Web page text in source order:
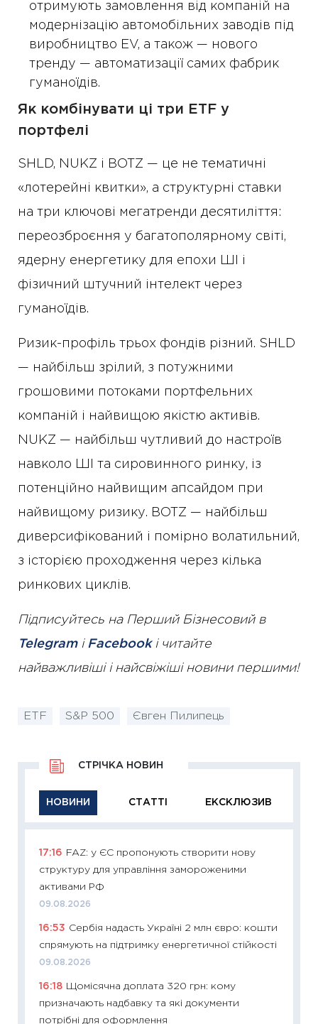
отримують замовлення від компаній на
модернізацію автомобільних заводів під
виробництво EV, а також — нового
тренду — автоматизації самих фабрик
гуманоїдів.
Як комбінувати ці три ETF у
портфелі
SHLD, NUKZ і BOTZ — це не тематичні
«лотерейні квитки», а структурні ставки
на три ключові мегатренди десятиліття:
переозброєння у багатополярному світі,
ядерну енергетику для епохи ШІ і
фізичний штучний інтелект через
гуманоїдів.
Ризик-профіль трьох фондів різний. SHLD
— найбільш зрілий, з потужними
грошовими потоками портфельних
компаній і найвищою якістю активів.
NUKZ — найбільш чутливий до настроїв
навколо ШІ та сировинного ринку, із
потенційно найвищим апсайдом при
найвищому ризику. BOTZ — найбільш
диверсифікований і помірно волатильний,
з історією проходження через кілька
ринкових циклів.
Підписуйтесь на Перший Бізнесовий в
Telegramі Facebookі читайте
найважливіші і найсвіжіші новини першими!
ETF S&P 500 Євген Пилипець
НОВИНИ СТАТТІ ЕКСКЛЮЗИВ
СТРІЧКА НОВИН
17:16
FAZ: у ЄС пропонують створити нову
структуру для управління замороженими
активами РФ
09.08.2026
16:53 Сербія надасть Україні 2 млн євро: кошти
спрямують на підтримку енергетичної стійкості
09.08.2026
16:18
Щомісячна доплата 320 грн: кому
призначають надбавку та які документи
потрібні для оформлення